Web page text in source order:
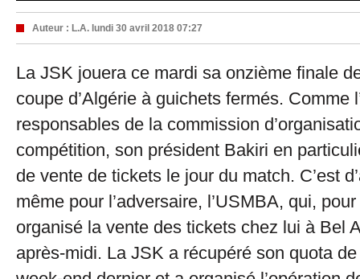
Auteur : L.A. lundi 30 avril 2018 07:27
La JSK jouera ce mardi sa onzième finale
coupe d’Algérie à guichets fermés. Comme
responsables de la commission
compétition, son président Bakiri en
de vente de tickets le jour du match. C’est
même pour l’adversaire, l’USMBA, qui,
organisé la vente des tickets chez lui à Bel
après-midi. La JSK a récupéré son quota